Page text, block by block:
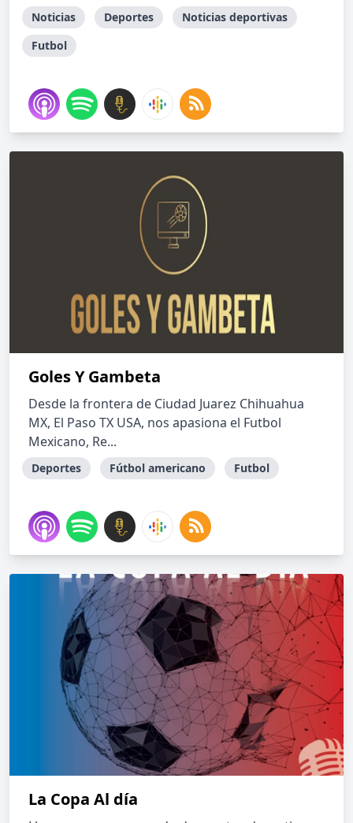
Noticias Deportes
Noticias deportivas
Futbol
Goles Y Gambeta
Desde la frontera de Ciudad Juarez Chihuahua
MX, El Paso TX USA, nos apasiona el Futbol
Mexicano, Re...
Deportes Fútbol americano Futbol
La Copa Al día